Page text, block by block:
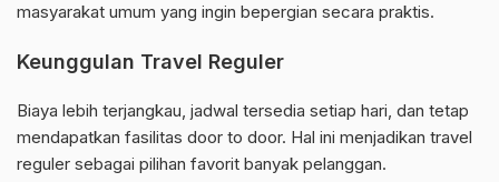
masyarakat umum yang ingin bepergian secara praktis.
Keunggulan Travel Reguler
Biaya lebih terjangkau, jadwal tersedia setiap hari, dan tetap
mendapatkan fasilitas door to door. Hal ini menjadikan travel
reguler sebagai pilihan favorit banyak pelanggan.